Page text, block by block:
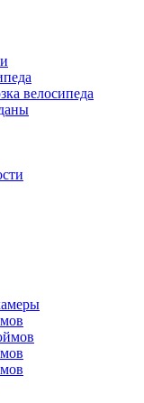
велосипеда